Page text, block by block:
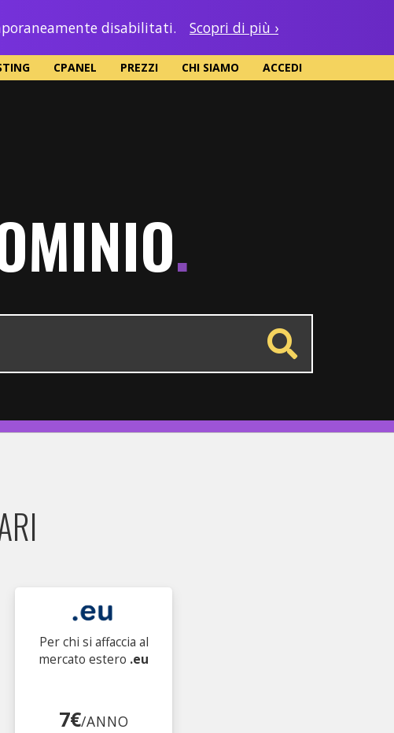
disabilitati. Scopri di più ›
CPANEL PREZZI CHI SIAMO ACCEDI
.
Per chi si affaccia al
mercato estero .eu
7€/ANNO